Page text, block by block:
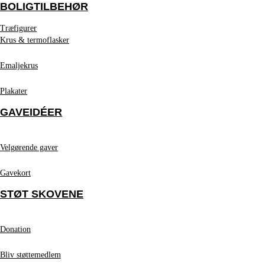
BOLIGTILBEHØR
Træfigurer
Krus & termoflasker
Emaljekrus
Plakater
GAVEIDÉER
Velgørende gaver
Gavekort
STØT SKOVENE
Donation
Bliv støttemedlem